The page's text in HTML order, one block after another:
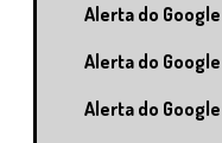
Alerta do
Alerta do
Alerta do